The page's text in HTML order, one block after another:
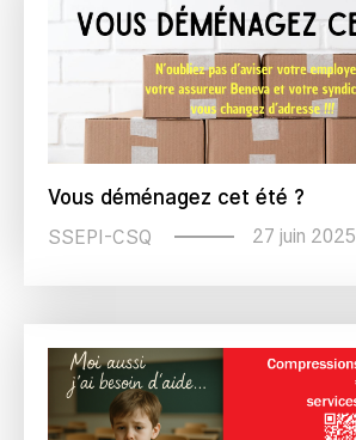
Vous déménagez cet été ?
SSEPI-CSQ 27 juin 2025